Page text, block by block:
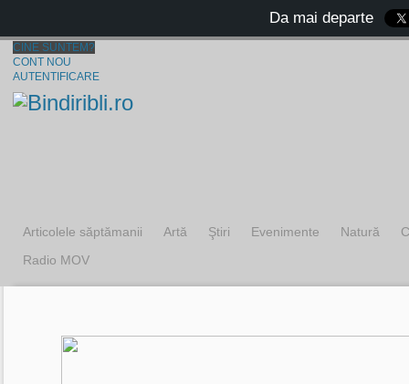
CINE SUNTEM?
CONT NOU
AUTENTIFICARE
Articolele săptămanii Artă Ştiri Evenimente Natură
Radio MOV
Da mai departe